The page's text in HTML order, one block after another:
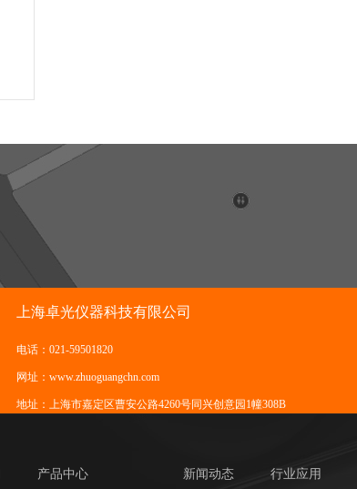
上海卓光仪器科技有限公司
电话：021-59501820
网址：www.zhuoguangchn.com
地址：上海市嘉定区曹安公路4260号同兴创意园1幢308B
产品中心 新闻动态 行业应用